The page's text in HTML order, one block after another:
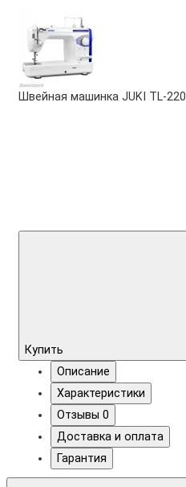
Швейная машинка JUKI TL-
Купить
Описание
Характеристики
Отзывы 0
Доставка и оплата
Гарантия